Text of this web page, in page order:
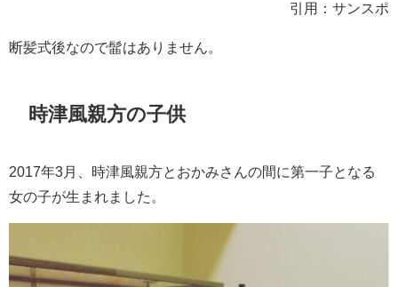
引用：サンスポ
断髪式後なので髷はありません。
時津風親方の子供
2017年3月、時津風親方とおかみさんの間に第一子となる
女の子が生まれました。